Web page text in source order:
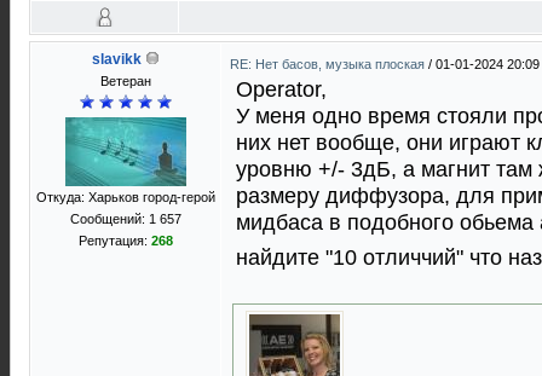
slavikk
Ветеран
Откуда: Харьков город-герой
Сообщений: 1 657
Репутация: 268
RE: Нет басов, музыка плоская / 01-01-2024 20:09
Operator,
У меня одно время стояли
них нет вообще, они играют
уровню +/- 3дБ, а магнит
размеру диффузора, для
мидбаса в подобного
найдите "10 отличчий" что